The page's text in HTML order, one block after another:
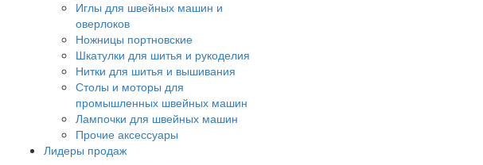
Иглы для швейных машин и
оверлоков
Ножницы портновские
Шкатулки для шитья и рукоделия
Нитки для шитья и вышивания
Столы и моторы для
промышленных швейных машин
Лампочки для швейных машин
Прочие аксессуары
Лидеры продаж